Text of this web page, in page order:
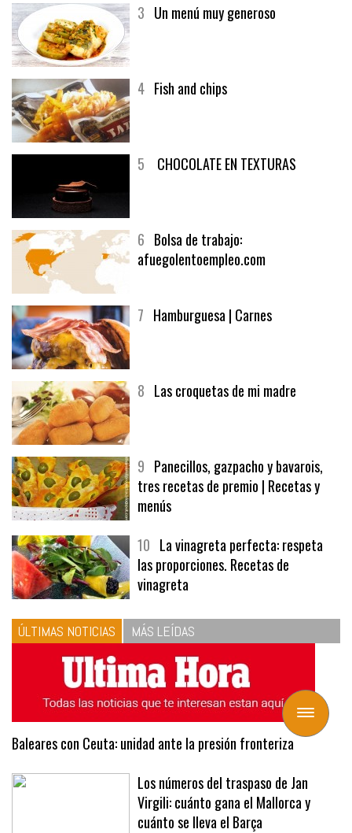
Toggle
navigation
3 Un menú muy generoso
4 Fish and chips
5 CHOCOLATE EN TEXTURAS
6 Bolsa de trabajo:
afuegolentoempleo.com
7 Hamburguesa | Carnes
8 Las croquetas de mi madre
9 Panecillos, gazpacho y bavarois,
tres recetas de premio | Recetas y
menús
10 La vinagreta perfecta: respeta
las proporciones. Recetas de
vinagreta
ÚLTIMAS NOTICIAS MÁS LEÍDAS
Baleares con Ceuta: unidad ante la presión fronteriza
Los números del traspaso de Jan
Virgili: cuánto gana el Mallorca y
cuánto se lleva el Barça